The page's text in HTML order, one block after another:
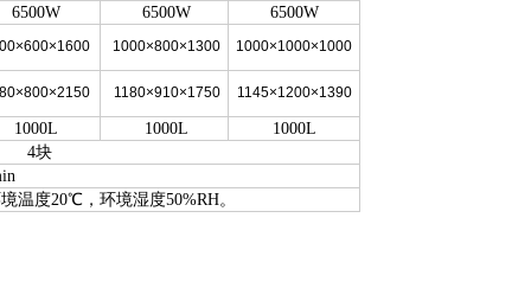
6500W
6500W 6500W
1000×800×1300 1000×1000×1000
1180×910×1750 1145×1200×1390
1000L 1000L
1000L
4块
温度20℃，环境湿度50%RH。